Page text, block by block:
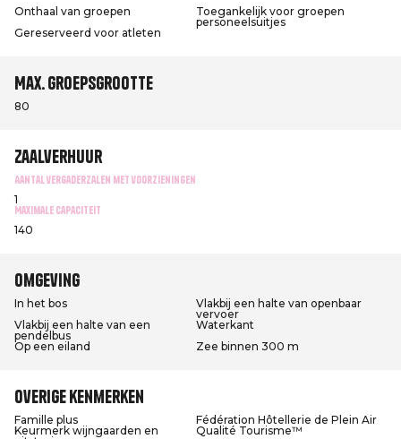
Onthaal van groepen
Toegankelijk voor groepen
personeelsuitjes
Gereserveerd voor atleten
Max. groepsgrootte
80
Zaalverhuur
Aantal vergaderzalen met voorzieningen
1
Maximale capaciteit
140
Omgeving
In het bos
Vlakbij een halte van openbaar
vervoer
Vlakbij een halte van een
pendelbus
Waterkant
Op een eiland
Zee binnen 300 m
Overige kenmerken
Famille plus
Fédération Hôtellerie de Plein Air
Keurmerk wijngaarden en
Qualité Tourisme™